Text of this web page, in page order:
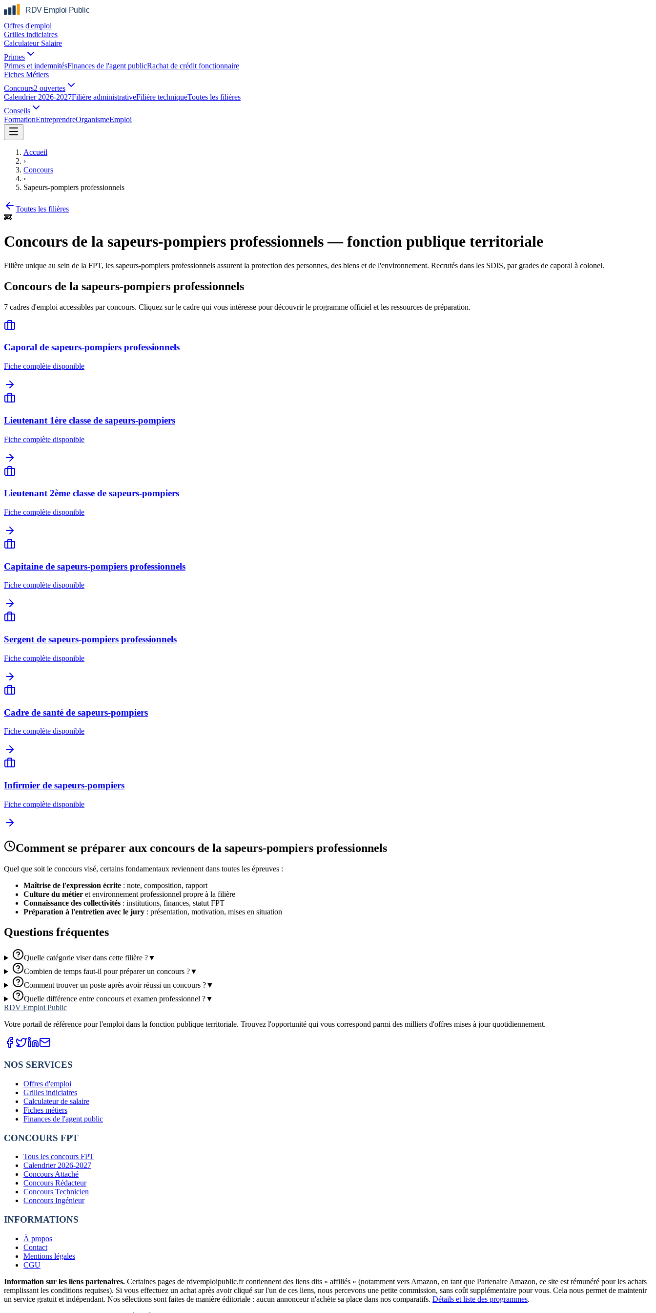
Offres d'emploi
Grilles indiciaires
Calculateur Salaire
Primes
Primes et indemnitésFinances de l'agent publicRachat de crédit fonctionnaire
Fiches Métiers
Concours2 ouvertes
Calendrier 2026-2027Filière administrativeFilière techniqueToutes les filières
Conseils
FormationEntreprendreOrganismeEmploi
Accueil
›
Concours
›
Sapeurs-pompiers professionnels
Toutes les filières
🚒
Concours de la sapeurs-pompiers professionnels— fonction publique territoriale
Filière unique au sein de la FPT, les sapeurs-pompiers professionnels assurent la protection des personnes, des biens et de l'environnement. Recrutés dans les SDIS, par grades de caporal à colonel.
Concours de la sapeurs-pompiers professionnels
7 cadres d'emploi accessibles par concours. Cliquez sur le cadre qui vous intéresse pour découvrir le programme officiel et les ressources de préparation.
Caporal de sapeurs-pompiers professionnels
Fiche complète disponible
Lieutenant 1ère classe de sapeurs-pompiers
Fiche complète disponible
Lieutenant 2ème classe de sapeurs-pompiers
Fiche complète disponible
Capitaine de sapeurs-pompiers professionnels
Fiche complète disponible
Sergent de sapeurs-pompiers professionnels
Fiche complète disponible
Cadre de santé de sapeurs-pompiers
Fiche complète disponible
Infirmier de sapeurs-pompiers
Fiche complète disponible
Comment se préparer aux concours de la sapeurs-pompiers professionnels
Quel que soit le concours visé, certains fondamentaux reviennent dans toutes les épreuves :
Maîtrise de l'expression écrite : note, composition, rapport
Culture du métier et environnement professionnel propre à la filière
Connaissance des collectivités : institutions, finances, statut FPT
Préparation à l'entretien avec le jury : présentation, motivation, mises en situation
Questions fréquentes
Quelle catégorie viser dans cette filière ?▼
Combien de temps faut-il pour préparer un concours ?▼
Comment trouver un poste après avoir réussi un concours ?▼
Quelle différence entre concours et examen professionnel ?▼
RDV Emploi Public
Votre portail de référence pour l'emploi dans la fonction publique territoriale. Trouvez l'opportunité qui vous correspond parmi des milliers d'offres mises à jour quotidiennement.
NOS SERVICES
Offres d'emploi
Grilles indiciaires
Calculateur de salaire
Fiches métiers
Finances de l'agent public
CONCOURS FPT
Tous les concours FPT
Calendrier 2026-2027
Concours Attaché
Concours Rédacteur
Concours Technicien
Concours Ingénieur
INFORMATIONS
À propos
Contact
Mentions légales
CGU
Information sur les liens partenaires. Certaines pages de rdvemploipublic.fr contiennent des liens dits « affiliés » (notamment vers Amazon, en tant que Partenaire Amazon, ce site est rémunéré pour les achats
remplissant les conditions requises). Si vous effectuez un achat après avoir cliqué sur l'un de ces liens, nous percevons une petite commission, sans coût supplémentaire pour vous. Cela nous permet de maintenir
un service gratuit et indépendant. Nos sélections sont faites de manière éditoriale : aucun annonceur n'achète sa place dans nos comparatifs. Détails et liste des programmes.